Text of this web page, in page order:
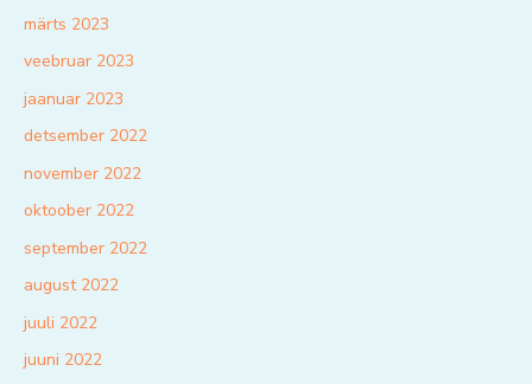
märts 2023
veebruar 2023
jaanuar 2023
detsember 2022
november 2022
oktoober 2022
september 2022
august 2022
juuli 2022
juuni 2022